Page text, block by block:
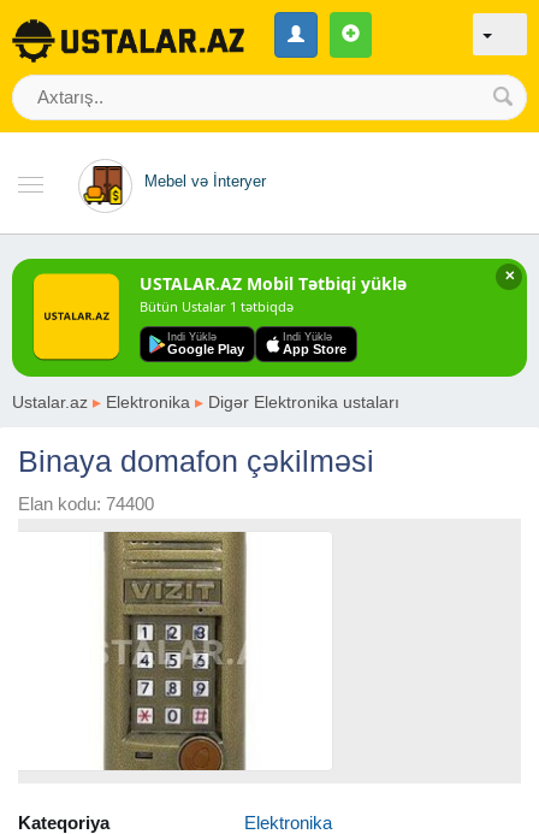
Mebel və İnteryer
✕
USTALAR.AZ Mobil Tətbiqi yüklə
Bütün Ustalar 1 tətbiqdə
Indi Yüklə
Google Play
Indi Yüklə
App Store
Ustalar.az ▸ Elektronika ▸ Digər Elektronika ustaları
Binaya domafon çəkilməsi
Elan kodu: 74400
Kateqoriya
Elektronika